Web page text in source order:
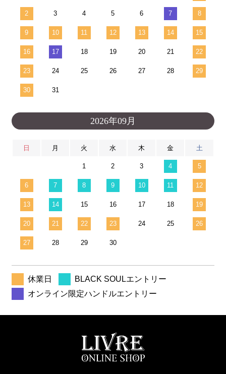
2 3 4 5 6 7 8
9 10 11 12 13 14 15
16 17 18 19 20 21 22
23 24 25 26 27 28 29
30 31
2026年09月
日 月 火 水 木 金 土
1 2 3 4 5
6 7 8 9 10 11 12
13 14 15 16 17 18 19
20 21 22 23 24 25 26
27 28 29 30
休業日
BLACK SOULエントリー
オンライン限定ハンドルエントリー